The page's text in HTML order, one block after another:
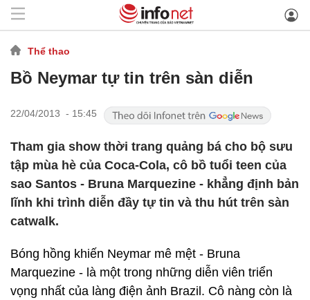
Thể thao
Bồ Neymar tự tin trên sàn diễn
22/04/2013 - 15:45
Tham gia show thời trang quảng bá cho bộ sưu
tập mùa hè của Coca-Cola, cô bồ tuổi teen của
sao Santos - Bruna Marquezine - khẳng định bản
lĩnh khi trình diễn đầy tự tin và thu hút trên sàn
catwalk.
Bóng hồng khiến Neymar mê mệt - Bruna
Marquezine - là một trong những diễn viên triển
vọng nhất của làng điện ảnh Brazil. Cô nàng còn là